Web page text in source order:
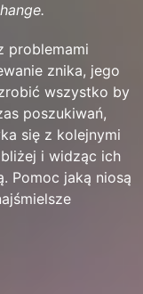
problemami
znika, jego
wszystko by
poszukiwań,
się z kolejnymi
i widząc ich
Pomoc jaką niosą